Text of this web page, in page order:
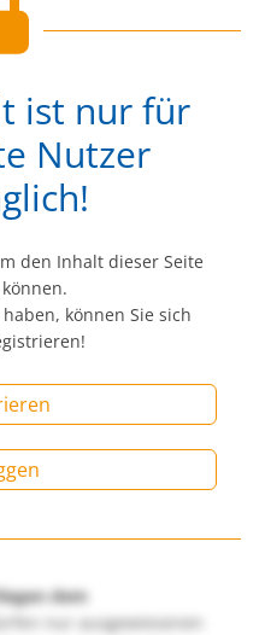
ist nur für
Nutzer
den Inhalt dieser Seite
können Sie sich
dem
nur ausgewiesenen